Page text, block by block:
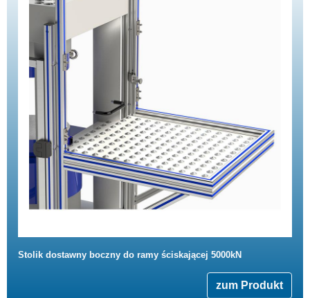
Stolik dostawny boczny do ramy ściskającej 5000kN
zum Produkt